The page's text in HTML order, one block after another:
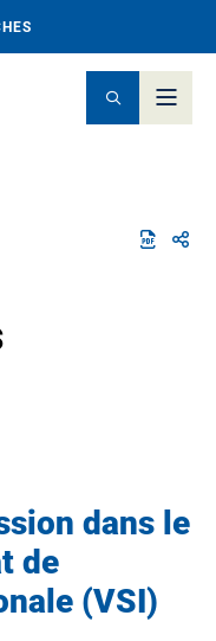
dans le
de
(VSI)